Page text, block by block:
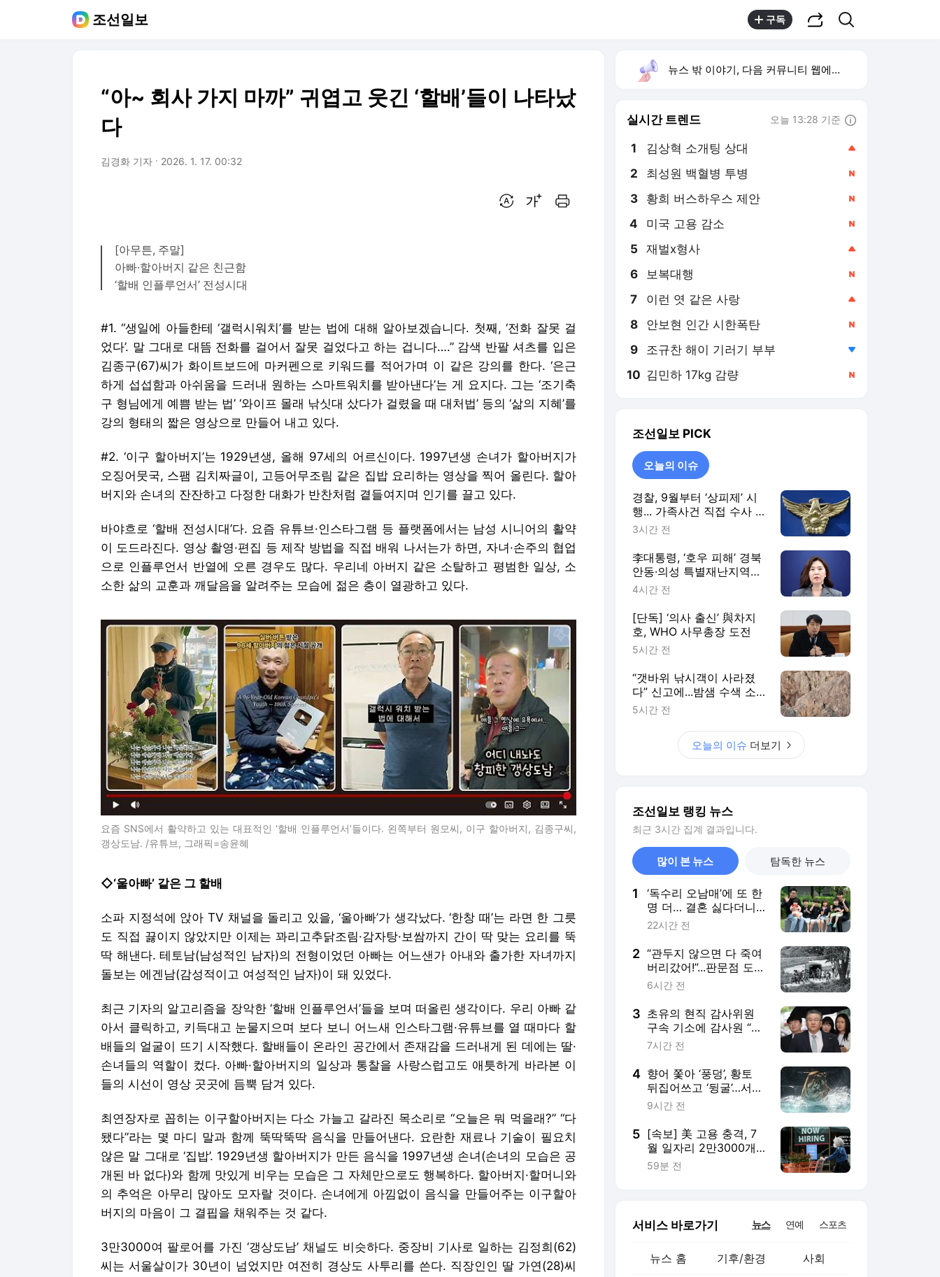
조선일보 구독
“아~ 회사 가지 마까” 귀엽고 웃긴 ‘할배’들이 나타났
다
김경화 기자 2026. 1. 17. 00:32
[아무튼, 주말]
아빠∙할아버지 같은 친근함
‘할배 인플루언서’ 전성시대
#1. “생일에 아들한테 ‘갤럭시워치’를 받는 법에 대해 알아보겠습니다. 첫째, ‘전화 잘못 걸
었다’. 말 그대로 대뜸 전화를 걸어서 잘못 걸었다고 하는 겁니다….” 감색 반팔 셔츠를 입은
김종구(67)씨가 화이트보드에 마커펜으로 키워드를 적어가며 이 같은 강의를 한다. ‘은근
하게 섭섭함과 아쉬움을 드러내 원하는 스마트워치를 받아낸다’는 게 요지다. 그는 ‘조기축
구 형님에게 예쁨 받는 법’ ‘와이프 몰래 낚싯대 샀다가 걸렸을 때 대처법’ 등의 ‘삶의 지혜’를
강의 형태의 짧은 영상으로 만들어 내고 있다.
#2. ‘이구 할아버지’는 1929년생, 올해 97세의 어르신이다. 1997년생 손녀가 할아버지가
오징어뭇국, 스팸 김치짜글이, 고등어무조림 같은 집밥 요리하는 영상을 찍어 올린다. 할아
버지와 손녀의 잔잔하고 다정한 대화가 반찬처럼 곁들여지며 인기를 끌고 있다.
바야흐로 ‘할배 전성시대’다. 요즘 유튜브·인스타그램 등 플랫폼에서는 남성 시니어의 활약
이 도드라진다. 영상 촬영·편집 등 제작 방법을 직접 배워 나서는가 하면, 자녀·손주의 협업
으로 인플루언서 반열에 오른 경우도 많다. 우리네 아버지 같은 소탈하고 평범한 일상, 소
소한 삶의 교훈과 깨달음을 알려주는 모습에 젊은 층이 열광하고 있다.
요즘 SNS에서 활약하고 있는 대표적인 ‘할배 인플루언서’들이다. 왼쪽부터 원모씨, 이구 할아버지, 김종구씨,
갱상도남. /유튜브, 그래픽=송윤혜
◇‘울아빠’ 같은 그 할배
소파 지정석에 앉아 TV 채널을 돌리고 있을, ‘울아빠’가 생각났다. ‘한창 때’는 라면 한 그릇
도 직접 끓이지 않았지만 이제는 꽈리고추닭조림·감자탕·보쌈까지 간이 딱 맞는 요리를 뚝
딱 해낸다. 테토남(남성적인 남자)의 전형이었던 아빠는 어느샌가 아내와 출가한 자녀까지
돌보는 에겐남(감성적이고 여성적인 남자)이 돼 있었다.
최근 기자의 알고리즘을 장악한 ‘할배 인플루언서’들을 보며 떠올린 생각이다. 우리 아빠 같
아서 클릭하고, 키득대고 눈물지으며 보다 보니 어느새 인스타그램·유튜브를 열 때마다 할
배들의 얼굴이 뜨기 시작했다. 할배들이 온라인 공간에서 존재감을 드러내게 된 데에는 딸·
손녀들의 역할이 컸다. 아빠·할아버지의 일상과 통찰을 사랑스럽고도 애틋하게 바라본 이
들의 시선이 영상 곳곳에 듬뿍 담겨 있다.
최연장자로 꼽히는 이구할아버지는 다소 가늘고 갈라진 목소리로 “오늘은 뭐 먹을래?” “다
됐다”라는 몇 마디 말과 함께 뚝딱뚝딱 음식을 만들어낸다. 요란한 재료나 기술이 필요치
않은 말 그대로 ‘집밥’. 1929년생 할아버지가 만든 음식을 1997년생 손녀(손녀의 모습은 공
개된 바 없다)와 함께 맛있게 비우는 모습은 그 자체만으로도 행복하다. 할아버지·할머니와
의 추억은 아무리 많아도 모자랄 것이다. 손녀에게 아낌없이 음식을 만들어주는 이구할아
버지의 마음이 그 결핍을 채워주는 것 같다.
3만3000여 팔로어를 가진 ‘갱상도남’ 채널도 비슷하다. 중장비 기사로 일하는 김정희(62)
씨는 서울살이가 30년이 넘었지만 여전히 경상도 사투리를 쓴다. 직장인인 딸 가연(28)씨
뉴스 밖 이야기, 다음 커뮤니티 웹에서 보기
실시간 트렌드 오늘 13:28 기준
1 김상혁 소개팅 상대
2 최성원 백혈병 투병
3 황희 버스하우스 제안
4 미국 고용 감소
5 재벌x형사
6 보복대행
7 이런 엿 같은 사랑
8 안보현 인간 시한폭탄
9 조규찬 해이 기러기 부부
10 김민하 17kg 감량
조선일보 PICK
오늘의 이슈
경찰, 9월부터 ‘상피제’ 시
행... 가족사건 직접 수사 못
한다
3시간 전
李대통령, ‘호우 피해’ 경북
안동·의성 특별재난지역으
로 선포
4시간 전
[단독] ‘의사 출신’ 與차지
호, WHO 사무총장 도전
5시간 전
“갯바위 낚시객이 사라졌
다” 신고에...밤샘 수색 소
동
5시간 전
오늘의 이슈 더보기
조선일보 랭킹 뉴스
최근 3시간 집계 결과입니다.
많이 본 뉴스 탐독한 뉴스
1
‘독수리 오남매’에 또 한
명 더… 결혼 싫다더니
‘다둥이 부모’ 됐다
22시간 전
2 “관두지 않으면 다 죽여
버리갔어!”...판문점 도끼
한 자루가 불러온 항공
6시간 전
3 초유의 현직 감사위원
구속 기소에 감사원 “송
구함 넘어 엄중한 책임
7시간 전
4 향어 쫓아 ‘풍덩’, 황토
뒤집어쓰고 ‘뒹굴’…서울
대공원 동물의 폭염 나
9시간 전
5 [속보] 美 고용 충격, 7
월 일자리 2만3000개
감소… ‘9월 금리 인상’
59분 전
서비스 바로가기 뉴스 연예 스포츠
뉴스 홈 기후/환경 사회